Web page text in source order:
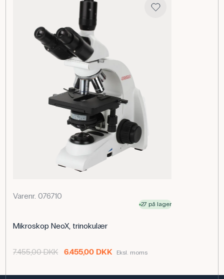
Anvendelse af produktet
I biologiundervisningen giver objektivet eleverne mulighed
for at studere organeller som kromosomer, vakuoler og
mitokondrier samt levende bakterier uden forudgående
farvning. Det er ideelt i forløb om cellebiologi, genetik og
mikroorganismer. I laboratorier, fx fødevarekontrol eller
mikrobiologi, bruges fasekontrast til hurtig vurdering af
cellestrukturer og mikrober.
Forstørrelse (x): 40
Varenr. 076710
27 på lager
Mikroskop NeoX, trinokulær
7.455,00 DKK 6.455,00 DKK Eksl. moms